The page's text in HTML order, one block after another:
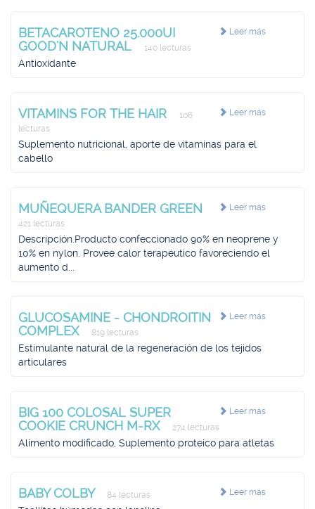
Leer más
BETACAROTENO 25.000UI
GOOD'N NATURAL
140 lecturas
Antioxidante
Leer más
VITAMINS FOR THE HAIR
106
lecturas
Suplemento nutricional, aporte de vitaminas para el
cabello
Leer más
MUÑEQUERA BANDER GREEN
421 lecturas
Descripción.Producto confeccionado 90% en neoprene y
10% en nylon. Provee calor terapéutico favoreciendo el
aumento d...
Leer más
GLUCOSAMINE - CHONDROITIN
COMPLEX
819 lecturas
Estimulante natural de la regeneración de los tejidos
articulares
Leer más
BIG 100 COLOSAL SUPER
COOKIE CRUNCH M-RX
274 lecturas
Alimento modificado, Suplemento proteico para atletas
Leer más
BABY COLBY 84 lecturas